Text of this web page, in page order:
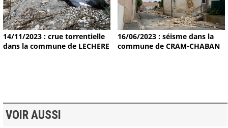
14/11/2023 : crue torrentielle
dans la commune de LECHERE
16/06/2023 : séisme dans la
commune de CRAM-CHABAN
VOIR AUSSI